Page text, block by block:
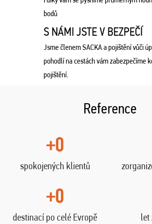
bodů
S NÁMI JSTE V BEZPEČÍ
Jsme členem SACKA a pojištění vůči
pohodlí na cestách vám zabezpečíme
pojištění.
Reference
+0
spokojených klientů
+0
destinací po celé Evropě let